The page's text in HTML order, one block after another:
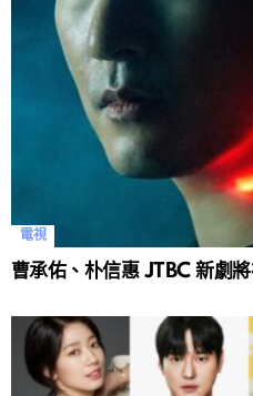
電視
曹承佑、朴信惠 JTBC 新劇